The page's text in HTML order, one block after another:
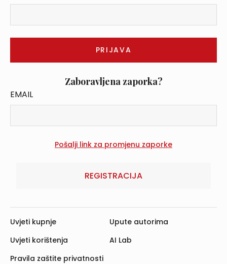
Zaboravljena zaporka?
EMAIL
REGISTRACIJA
Uvjeti kupnje
Uvjeti korištenja
Pravila zaštite privatnosti
Upute autorima
AI Lab